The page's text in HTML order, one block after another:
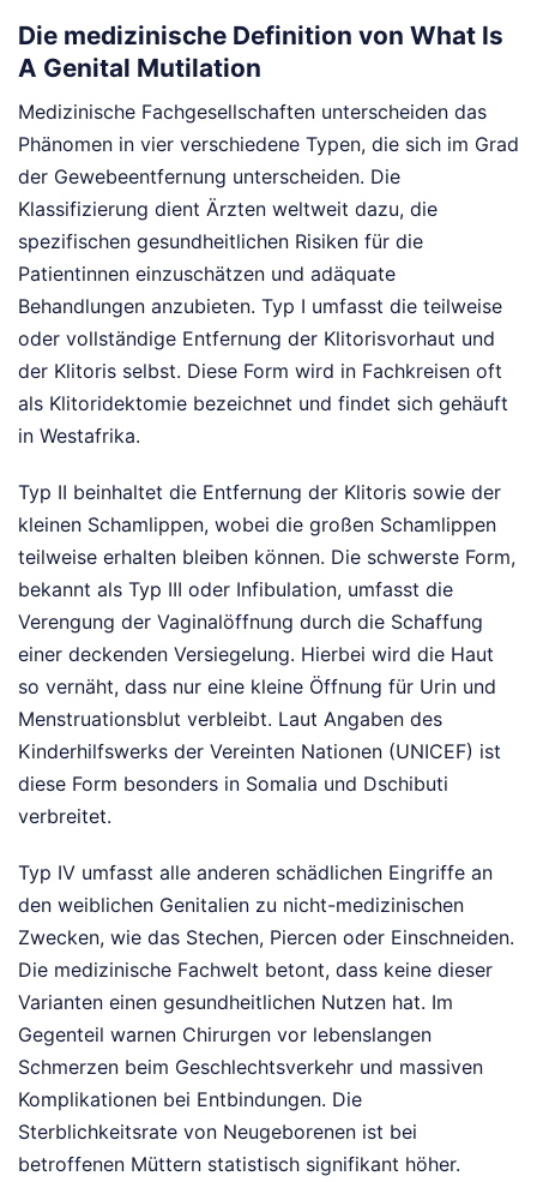
Die medizinische Definition von What Is
A Genital Mutilation
Medizinische Fachgesellschaften unterscheiden das
Phänomen in vier verschiedene Typen, die sich im Grad
der Gewebeentfernung unterscheiden. Die
Klassifizierung dient Ärzten weltweit dazu, die
spezifischen gesundheitlichen Risiken für die
Patientinnen einzuschätzen und adäquate
Behandlungen anzubieten. Typ I umfasst die teilweise
oder vollständige Entfernung der Klitorisvorhaut und
der Klitoris selbst. Diese Form wird in Fachkreisen oft
als Klitoridektomie bezeichnet und findet sich gehäuft
in Westafrika.
Typ II beinhaltet die Entfernung der Klitoris sowie der
kleinen Schamlippen, wobei die großen Schamlippen
teilweise erhalten bleiben können. Die schwerste Form,
bekannt als Typ III oder Infibulation, umfasst die
Verengung der Vaginalöffnung durch die Schaffung
einer deckenden Versiegelung. Hierbei wird die Haut
so vernäht, dass nur eine kleine Öffnung für Urin und
Menstruationsblut verbleibt. Laut Angaben des
Kinderhilfswerks der Vereinten Nationen (UNICEF) ist
diese Form besonders in Somalia und Dschibuti
verbreitet.
Typ IV umfasst alle anderen schädlichen Eingriffe an
den weiblichen Genitalien zu nicht-medizinischen
Zwecken, wie das Stechen, Piercen oder Einschneiden.
Die medizinische Fachwelt betont, dass keine dieser
Varianten einen gesundheitlichen Nutzen hat. Im
Gegenteil warnen Chirurgen vor lebenslangen
Schmerzen beim Geschlechtsverkehr und massiven
Komplikationen bei Entbindungen. Die
Sterblichkeitsrate von Neugeborenen ist bei
betroffenen Müttern statistisch signifikant höher.